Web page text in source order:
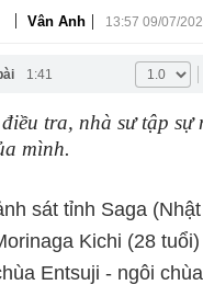
| Vân Anh | 13:57 09/07/
1:41
tra, nhà sư tập sự
mình.
sát tỉnh Saga
Kichi (28
Entsuji - ngôi